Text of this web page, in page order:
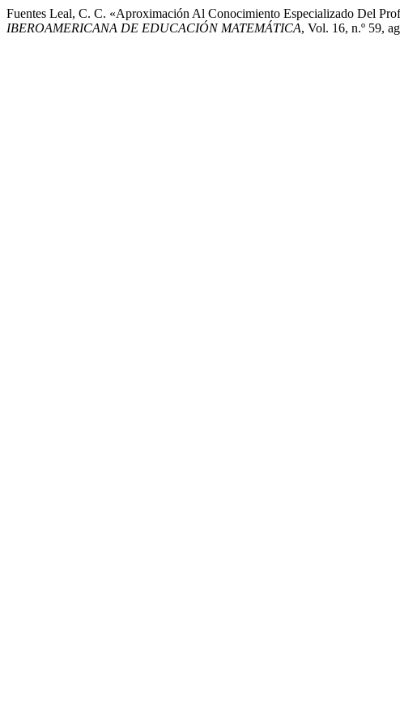
Fuentes Leal, C. C. «Aproximación Al Conocimiento Especializado Del
IBEROAMERICANA DE EDUCACIÓN MATEMÁTICA, Vol. 16, n.º 59,